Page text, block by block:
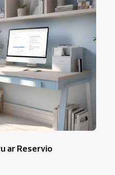
ar Reservio